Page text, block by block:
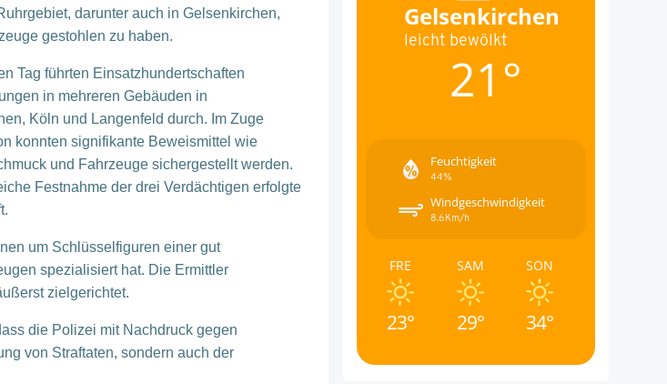
darunter auch in Gelsenkirchen,
gestohlen zu haben.
Tag führten Einsatzhundertschaften
in mehreren Gebäuden in
Köln und Langenfeld durch. Im Zuge
konnten signifikante Beweismittel wie
und Fahrzeuge sichergestellt werden.
Festnahme der drei Verdächtigen erfolgte
um Schlüsselfiguren einer gut
spezialisiert hat. Die Ermittler
zielgerichtet.
die Polizei mit Nachdruck gegen
von Straftaten, sondern auch der
Gelsenkirchen
leicht bewölkt
21°
Feuchtigkeit
44%
Windgeschwindigkeit
8.6Km/h
FRE
23°
SAM
29°
SON
34°